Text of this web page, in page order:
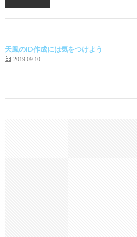
天鳳のID作成には気をつけよう
2019.09.10